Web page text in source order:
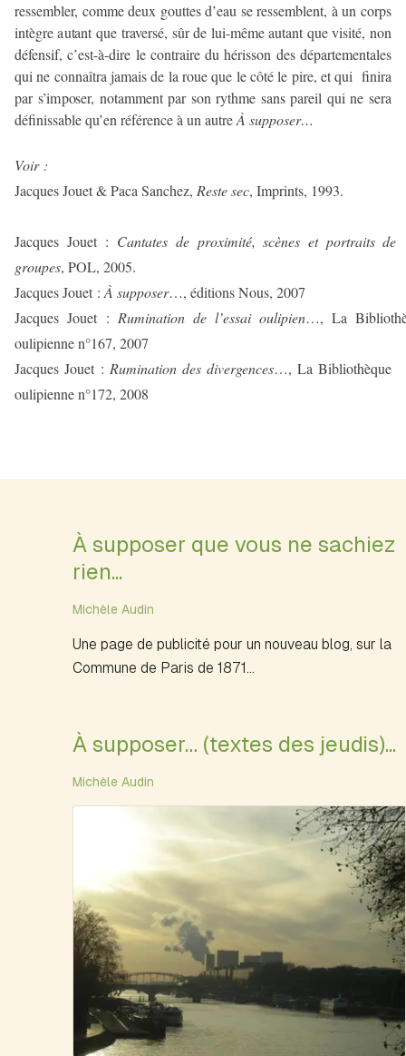
ressembler, comme deux gouttes d’eau se ressemblent, à un corps
intègre autant que traversé, sûr de lui-même autant que visité, non
défensif, c’est-à-dire le contraire du hérisson des départementales
qui ne connaîtra jamais de la roue que le côté le pire, et qui finira
par s’imposer, notamment par son rythme sans pareil qui ne sera
définissable qu’en référence à un autreÀ supposer…
Voir :
Jacques Jouet & Paca Sanchez, Reste sec, Imprints, 1993.
Jacques Jouet : Cantates de proximité, scènes et portraits de
groupes, POL, 2005.
Jacques Jouet : À supposer…, éditions Nous, 2007
Jacques Jouet : Rumination de l’essai oulipien…, La
oulipienne n°167, 2007
Jacques Jouet : Rumination des divergences…, La Bibliothèque
oulipienne n°172, 2008
À supposer que vous ne sachiez
rien...
Michèle Audin
Une page de publicité pour un nouveau blog, sur la
Commune de Paris de 1871...
À supposer… (textes des jeudis)...
Michèle Audin